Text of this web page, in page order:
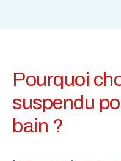
Pourquoi
suspendu
bain ?